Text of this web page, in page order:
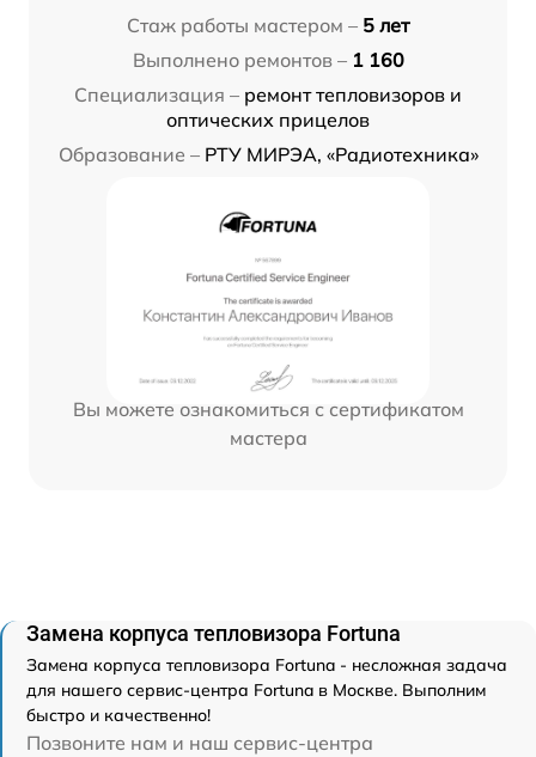
Стаж работы мастером – 5 лет
Выполнено ремонтов – 1 160
Специализация – ремонт тепловизоров и
оптических прицелов
Образование – РТУ МИРЭА, «Радиотехника»
Вы можете ознакомиться с сертификатом
мастера
Замена корпуса тепловизора Fortuna
Замена корпуса тепловизора Fortuna - несложная задача
для нашего сервис-центра Fortuna в Москве. Выполним
быстро и качественно!
Позвоните нам и наш сервис-центра